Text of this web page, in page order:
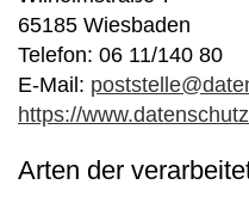
65185 Wiesbaden
Telefon: 06 11/140 80
E-Mail:
https://
Arten der